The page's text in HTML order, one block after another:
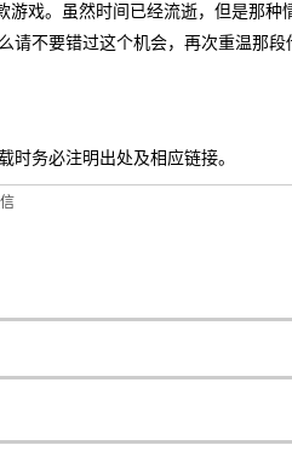
游戏。虽然时间已经流逝，但是那种
不要错过这个机会，再次重温那段
时务必注明出处及相应链接。